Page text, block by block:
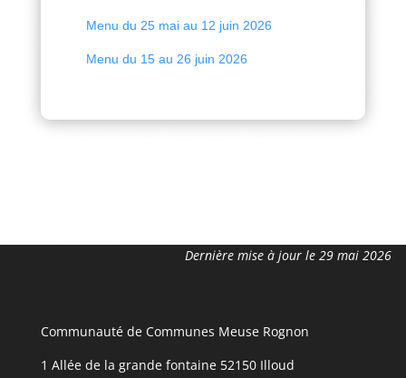
Menu du 25 mai au 12 juin 2026
Menu du 15 au 26 juin 2026
Dernière mise à jour le 29 mai 2026
Communauté de Communes Meuse Rognon
1 Allée de la grande fontaine 52150 Illoud